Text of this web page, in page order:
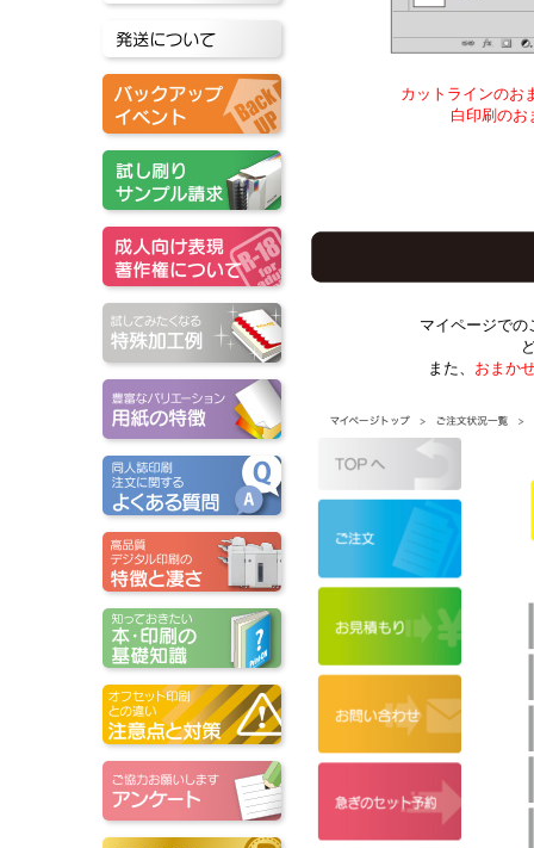
カットラインのお
白印刷のお
マイページで
また、 おまか